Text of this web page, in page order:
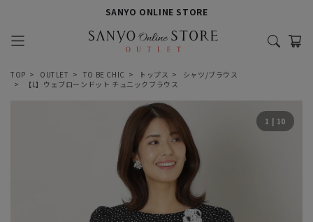
SANYO ONLINE STORE
TOP OUTLET TO BE CHIC トップス
シャツ/ブラウス
【L】ウェブローンドット チュニックブラウス
1 | 10